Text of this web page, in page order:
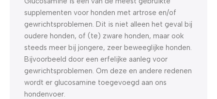
supplementen voor honden met artrose en/of
gewrichtsproblemen. Dit is niet alleen het geval bij
oudere honden, of (te) zware honden, maar ook
steeds meer bij jongere, zeer beweeglijke honden.
Bijvoorbeeld door een erfelijke aanleg voor
gewrichtsproblemen. Om deze en andere redenen
wordt er glucosamine toegevoegd aan ons
hondenvoer.